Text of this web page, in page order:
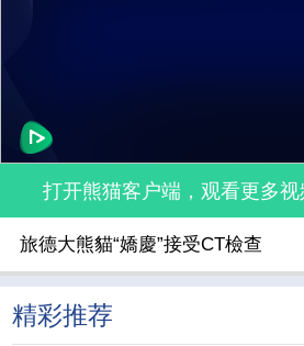
打开熊猫客户端，观看更多
旅德大熊貓“嬌慶”接受CT檢查
精彩推荐